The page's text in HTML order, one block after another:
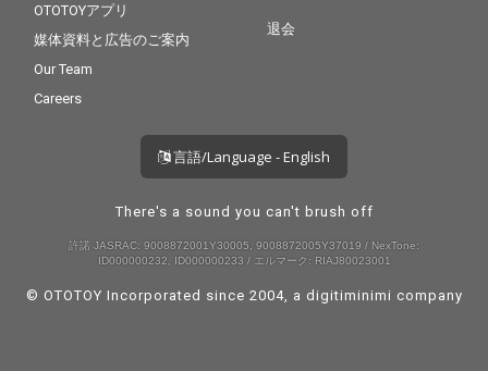
OTOTOYアプリ
媒体資料と広告のご案内
Our Team
Careers
退会
言語/Language - English
There's a sound you can't brush off
許諾 JASRAC: 9008872001Y30005, 9008872005Y37019 / NexTone:
ID000000232, ID000000233 / エルマーク: RIAJ80023001
© OTOTOY Incorporated since 2004, a digitiminimi company